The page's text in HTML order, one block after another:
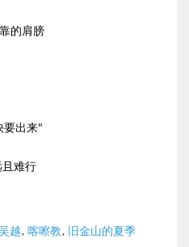
的肩膀
要出来"
难行
越, 喀嚓教, 旧金山的夏季